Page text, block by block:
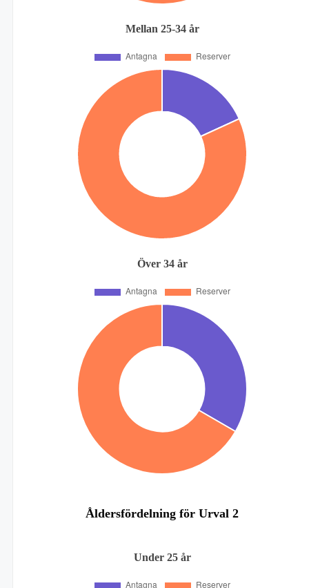
Mellan 25-34 år
Över 34 år
Åldersfördelning för Urval 2
Under 25 år